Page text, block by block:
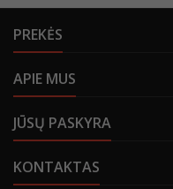
PREKĖS
APIE MUS
JŪSŲ PASKYRA
KONTAKTAS